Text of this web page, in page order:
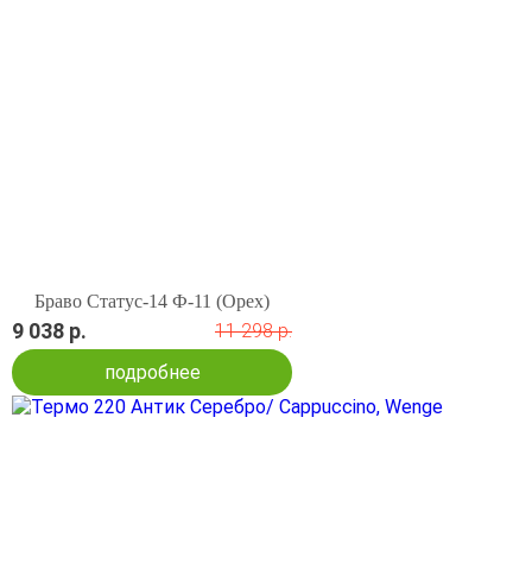
Браво Статус-14 Ф-11 (Орех)
9 038 р.
11 298 р.
подробнее